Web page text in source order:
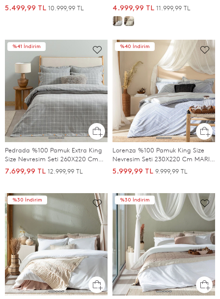
5.499,99 TL 10.999,99 TL 4.999,99 TL 11.999,99 TL
%41 İndirim
Pedrada %100 Pamuk Extra King
Size Nevresim Seti 260X220 Cm
Grı
7.699,99 TL 12.999,99 TL
%40 İndirim
Lorenza %100 Pamuk King Size
Nevresim Seti 230X220 Cm MARIN
MAVI/SOFT MAVI
5.999,99 TL 9.999,99 TL
%30 İndirim %30 İndirim